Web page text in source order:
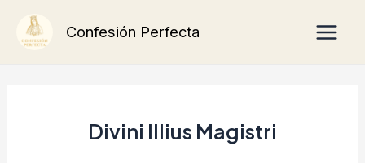
Confesión Perfecta
Divini Illius Magistri